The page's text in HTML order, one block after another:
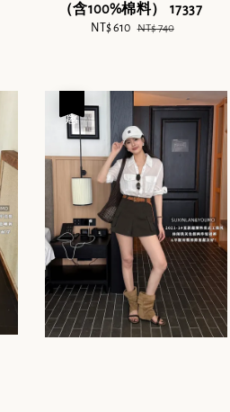
（含100%棉料） 17337
Sale
NT$ 610 Regular
NT$ 740